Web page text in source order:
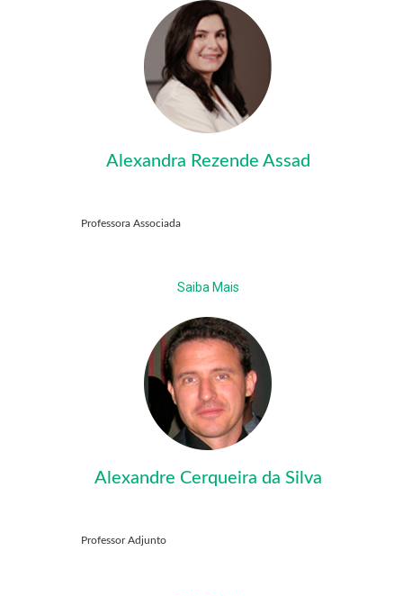
Alexandra Rezende Assad
Professora Associada
Saiba Mais
Alexandre Cerqueira da Silva
Professor Adjunto